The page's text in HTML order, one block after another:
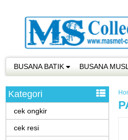
BUSANA BATIK BUSANA
Kategori
cek ongkir
cek resi